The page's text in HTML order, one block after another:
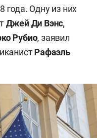
года. Одну из них
Джей Ди Вэнс,
Рубио, заявил
Рафаэль